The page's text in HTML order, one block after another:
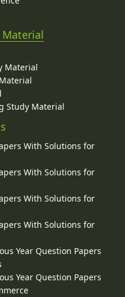
Material
Study Material
With Solutions for
With Solutions for
With Solutions for
With Solutions for
Year Question Papers
Year Question Papers